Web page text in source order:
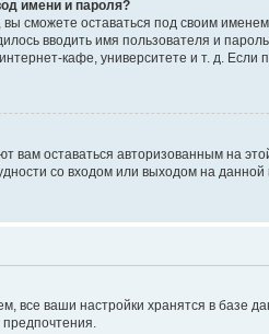
имени и пароля?
, вы сможете оставаться под своим
вводить имя пользователя и
кафе, университете и т. д. Если
вам оставаться авторизованным на
со входом или выходом на
все ваши настройки хранятся в
предпочтения.